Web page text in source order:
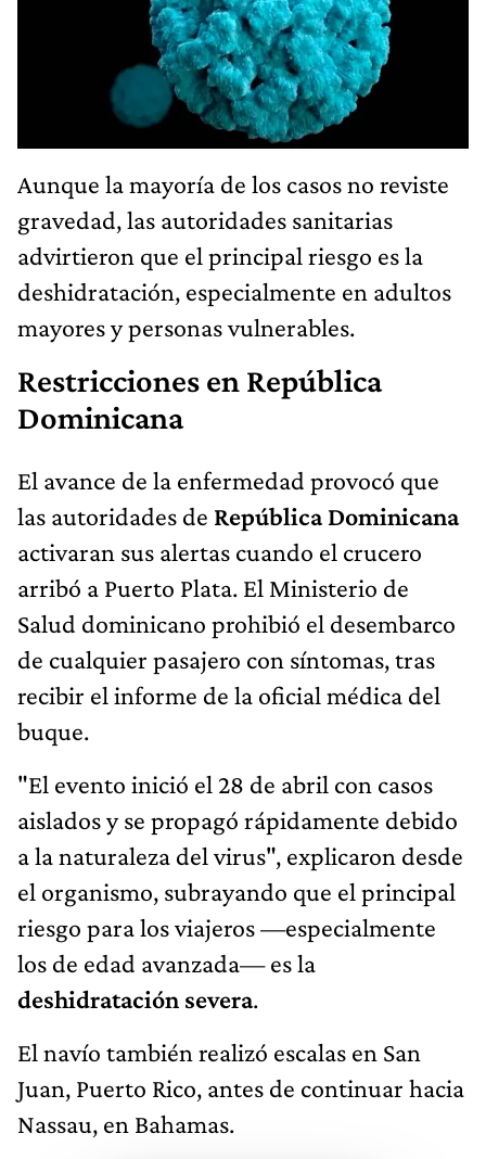
Aunque la mayoría de los casos no reviste
gravedad, las autoridades sanitarias
advirtieron que el principal riesgo es la
deshidratación, especialmente en adultos
mayores y personas vulnerables.
Restricciones en República
Dominicana
El avance de la enfermedad provocó que
las autoridades de República Dominicana
activaran sus alertas cuando el crucero
arribó a Puerto Plata. El Ministerio de
Salud dominicano prohibió el desembarco
de cualquier pasajero con síntomas, tras
recibir el informe de la oficial médica del
buque.
"El evento inició el 28 de abril con casos
aislados y se propagó rápidamente debido
a la naturaleza del virus", explicaron desde
el organismo, subrayando que el principal
riesgo para los viajeros —especialmente
los de edad avanzada— es la
deshidratación severa.
El navío también realizó escalas en San
Juan, Puerto Rico, antes de continuar hacia
Nassau, en Bahamas.